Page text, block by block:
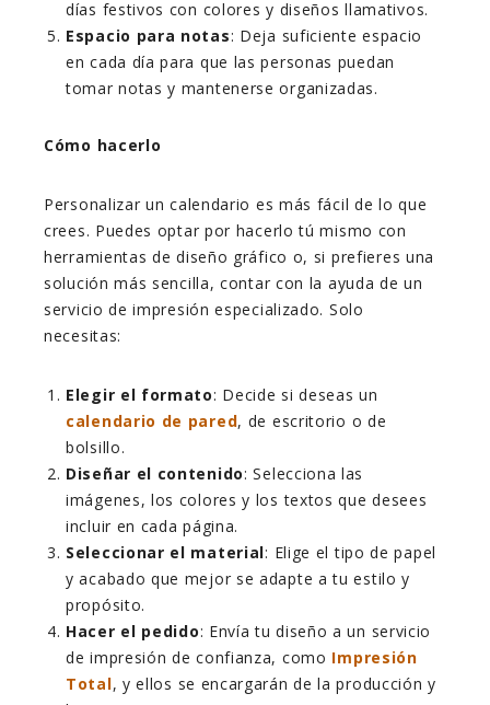
días festivos con colores y diseños llamativos.
Espacio para notas: Deja suficiente espacio
en cada día para que las personas puedan
tomar notas y mantenerse organizadas.
Cómo hacerlo
Personalizar un calendario es más fácil de lo que
crees. Puedes optar por hacerlo tú mismo con
herramientas de diseño gráfico o, si prefieres una
solución más sencilla, contar con la ayuda de un
servicio de impresión especializado. Solo
necesitas:
Elegir el formato: Decide si deseas un
calendario de pared, de escritorio o de
bolsillo.
Diseñar el contenido: Selecciona las
imágenes, los colores y los textos que desees
incluir en cada página.
Seleccionar el material: Elige el tipo de papel
y acabado que mejor se adapte a tu estilo y
propósito.
Hacer el pedido: Envía tu diseño a un servicio
de impresión de confianza, como Impresión
Total, y ellos se encargarán de la producción y